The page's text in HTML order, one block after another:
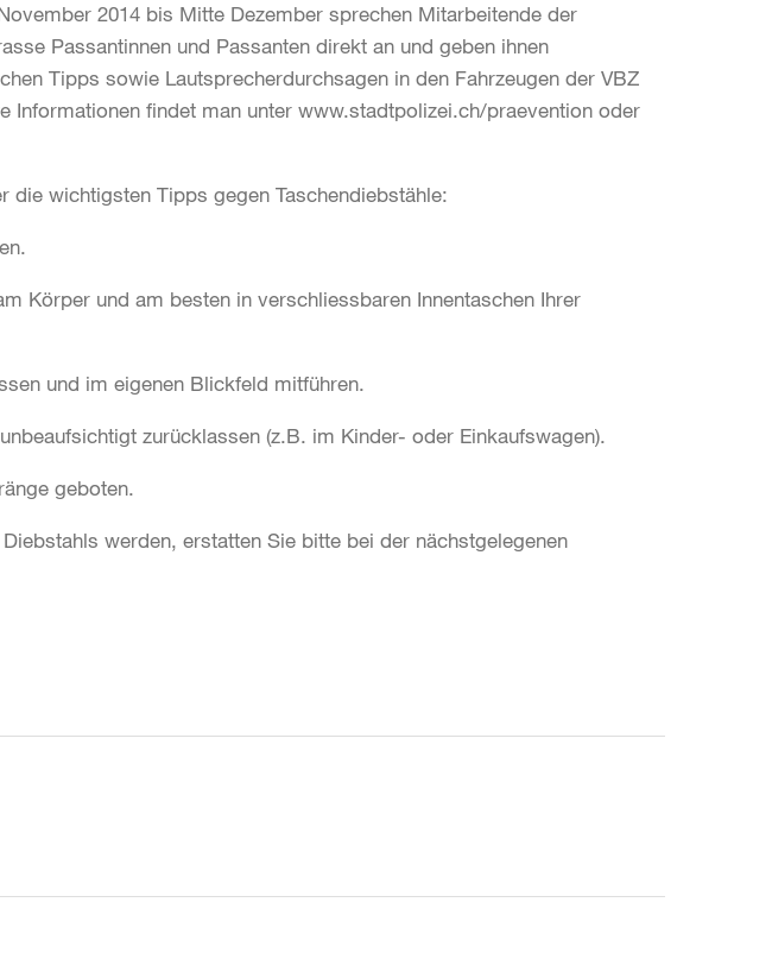
2014 bis Mitte Dezember sprechen Mitarbeitende der
Passantinnen und Passanten direkt an und geben ihnen
Tipps sowie Lautsprecherdurchsagen in den Fahrzeugen der VBZ
Informationen findet man unter www.stadtpolizei.ch/praevention oder
die wichtigsten Tipps gegen Taschendiebstähle:
Körper und am besten in verschliessbaren Innentaschen Ihrer
und im eigenen Blickfeld mitführen.
zurücklassen (z.B. im Kinder- oder Einkaufswagen).
geboten.
werden, erstatten Sie bitte bei der nächstgelegenen